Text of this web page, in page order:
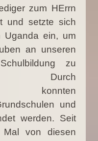
zum HErrn
und setzte sich
ein, um
an unseren
zu
Durch
konnten
und
werden. Seit
von diesen